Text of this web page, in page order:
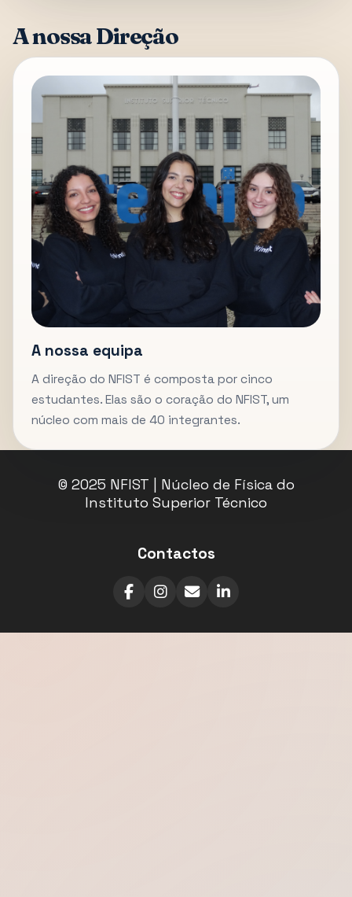
A nossa Direção
A nossa equipa
A direção do NFIST é composta por cinco
estudantes. Elas são o coração do NFIST, um
núcleo com mais de 40 integrantes.
© 2025 NFIST | Núcleo de Física do
Instituto Superior Técnico
Contactos